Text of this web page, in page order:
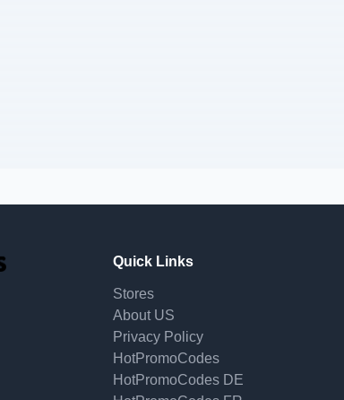
Quick Links
Stores
About US
Privacy Policy
HotPromoCodes
HotPromoCodes DE